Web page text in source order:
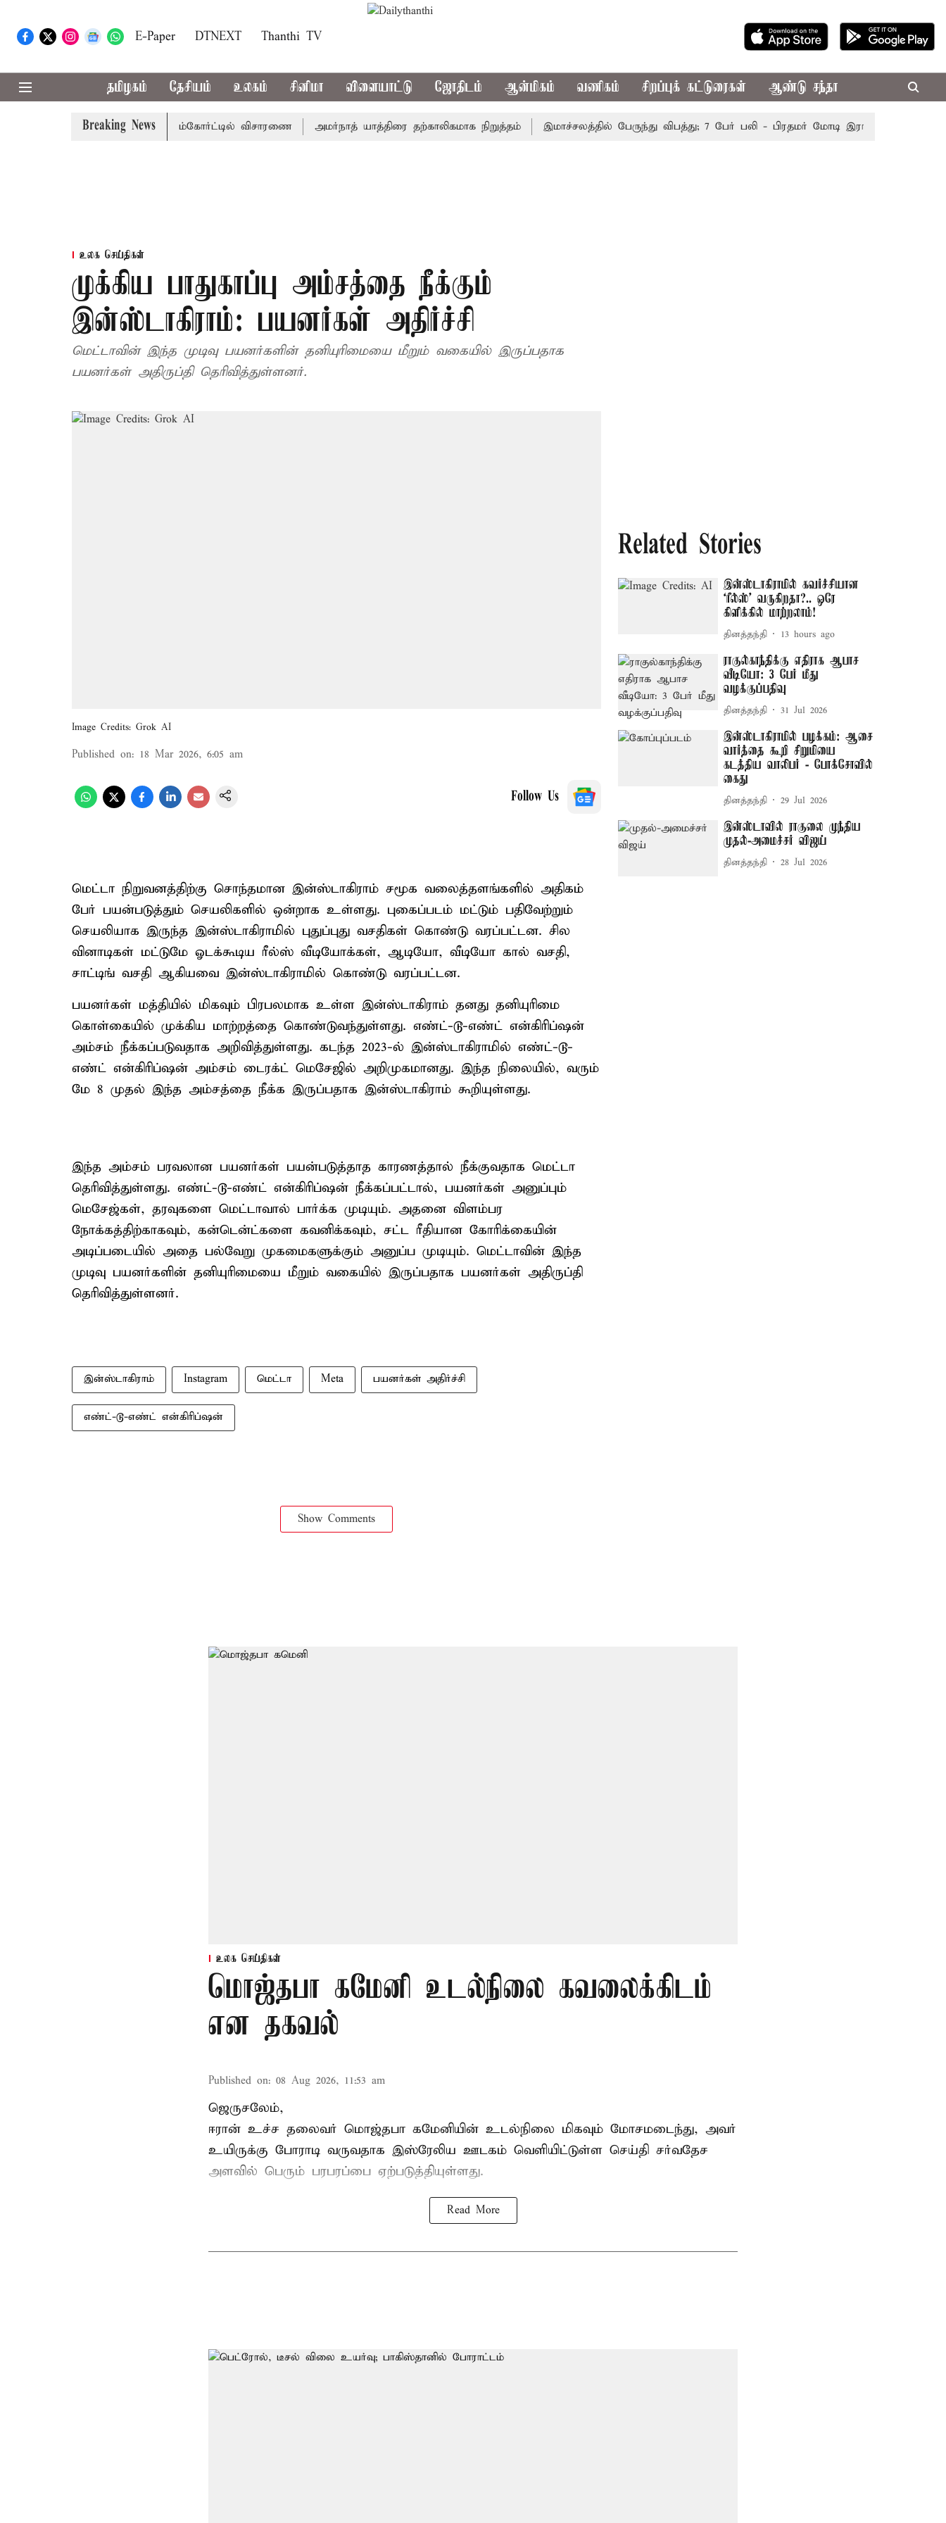
E-Paper DTNEXT Thanthi TV
தமிழகம் தேசியம் உலகம் சினிமா விளையாட்டு ஜோதிடம் ஆன்மிகம் வணிகம் சிறப்புக் கட்டுரைகள் ஆண்டு சந்தா
Breaking News
வழக்கு; வரும் 14ம்தேதி சுப்ரீம்கோர்ட்டில் விசாரணை அமர்நாத் யாத்திரை தற்காலிகமாக நிறுத்தம் இமாச்சலத்தில் பேருந்து விபத்து; 7 பேர் பலி - பிரதமர் மோடி இரங்கல்
உலக செய்திகள்
முக்கிய பாதுகாப்பு அம்சத்தை நீக்கும்
இன்ஸ்டாகிராம்: பயனர்கள் அதிர்ச்சி
மெட்டாவின் இந்த முடிவு பயனர்களின் தனியுரிமையை மீறும் வகையில் இருப்பதாக
பயனர்கள் அதிருப்தி தெரிவித்துள்ளனர்.
Image Credits: Grok AI
Published on: 18 Mar 2026, 6:05 am
Follow Us
மெட்டா நிறுவனத்திற்கு சொந்தமான இன்ஸ்டாகிராம் சமூக வலைத்தளங்களில் அதிகம்
பேர் பயன்படுத்தும் செயலிகளில் ஒன்றாக உள்ளது. புகைப்படம் மட்டும் பதிவேற்றும்
செயலியாக இருந்த இன்ஸ்டாகிராமில் புதுப்புது வசதிகள் கொண்டு வரப்பட்டன. சில
வினாடிகள் மட்டுமே ஓடக்கூடிய ரீல்ஸ் வீடியோக்கள், ஆடியோ, வீடியோ கால் வசதி,
சாட்டிங் வசதி ஆகியவை இன்ஸ்டாகிராமில் கொண்டு வரப்பட்டன.
பயனர்கள் மத்தியில் மிகவும் பிரபலமாக உள்ள இன்ஸ்டாகிராம் தனது தனியுரிமை
கொள்கையில் முக்கிய மாற்றத்தை கொண்டுவந்துள்ளது. எண்ட்-டூ-எண்ட் என்கிரிப்ஷன்
அம்சம் நீக்கப்படுவதாக அறிவித்துள்ளது. கடந்த 2023-ல் இன்ஸ்டாகிராமில் எண்ட்-டூ-
எண்ட் என்கிரிப்ஷன் அம்சம் டைரக்ட் மெசேஜில் அறிமுகமானது. இந்த நிலையில், வரும்
மே 8 முதல் இந்த அம்சத்தை நீக்க இருப்பதாக இன்ஸ்டாகிராம் கூறியுள்ளது.
இந்த அம்சம் பரவலான பயனர்கள் பயன்படுத்தாத காரணத்தால் நீக்குவதாக மெட்டா
தெரிவித்துள்ளது. எண்ட்-டூ-எண்ட் என்கிரிப்ஷன் நீக்கப்பட்டால், பயனர்கள் அனுப்பும்
மெசேஜ்கள், தரவுகளை மெட்டாவால் பார்க்க முடியும். அதனை விளம்பர
நோக்கத்திற்காகவும், கன்டென்ட்களை கவனிக்கவும், சட்ட ரீதியான கோரிக்கையின்
அடிப்படையில் அதை பல்வேறு முகமைகளுக்கும் அனுப்ப முடியும். மெட்டாவின் இந்த
முடிவு பயனர்களின் தனியுரிமையை மீறும் வகையில் இருப்பதாக பயனர்கள் அதிருப்தி
தெரிவித்துள்ளனர்.
இன்ஸ்டாகிராம் Instagram மெட்டா Meta பயனர்கள் அதிர்ச்சி
எண்ட்-டூ-எண்ட் என்கிரிப்ஷன்
Show Comments
Related Stories
இன்ஸ்டாகிராமில் கவர்ச்சியான
‘ரீல்ஸ்’ வருகிறதா?.. ஒரே
கிளிக்கில் மாற்றலாம்!
தினத்தந்தி 13 hours ago
ராகுல்காந்திக்கு எதிராக ஆபாச
வீடியோ: 3 பேர் மீது
வழக்குப்பதிவு
தினத்தந்தி 31 Jul 2026
இன்ஸ்டாகிராமில் பழக்கம்: ஆசை
வார்த்தை கூறி சிறுமியை
கடத்திய வாலிபர் - போக்சோவில்
கைது
தினத்தந்தி 29 Jul 2026
இன்ஸ்டாவில் ராகுலை முந்திய
முதல்-அமைச்சர் விஜய்
தினத்தந்தி 28 Jul 2026
உலக செய்திகள்
மொஜ்தபா கமேனி உடல்நிலை கவலைக்கிடம்
என தகவல்
Published on: 08 Aug 2026, 11:53 am
ஜெருசலேம்,
ஈரான் உச்ச தலைவர் மொஜ்தபா கமேனியின் உடல்நிலை மிகவும் மோசமடைந்து, அவர்
உயிருக்கு போராடி வருவதாக இஸ்ரேலிய ஊடகம் வெளியிட்டுள்ள செய்தி சர்வதேச
அளவில் பெரும் பரபரப்பை ஏற்படுத்தியுள்ளது.
Read More